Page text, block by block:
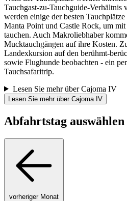
Tauchgast-zu-Tauchguide-Verhältnis
werden einige der besten
Manta Point und Castle Rock, um
tauchen. Auch Makroliebhaber
Mucktauchgängen auf ihre Kosten.
Landexkursion auf den berühmt-
sowie Flughunde beobachten - ein
Tauchsafaritrip.
Lesen Sie mehr über Cajoma IV
Lesen Sie mehr über Cajoma IV
Abfahrtstag auswählen
vorheriger Monat